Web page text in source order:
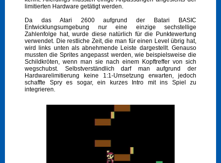
limitierten Hardware getätigt werden.
Da das Atari 2600 aufgrund der Batari BASIC
Entwicklungsumgebung nur eine einzige sechstellige
Zahlenfolge hat, wurde diese natürlich für die Punktewertung
verwendet. Die restliche Zeit, die man für einen Level übrig hat,
wird links unten als abnehmende Leiste dargestellt. Genauso
mussten die Sprites angepasst werden, wie beispielsweise die
Schildkröten, wenn man sie nach einem Kopftreffer von sich
wegschubst. Selbstverständlich darf man aufgrund der
Hardwarelimitierung keine 1:1-Umsetzung erwarten, jedoch
schaffte Spry es sogar, ein kurzes Intro mit ins Spiel zu
integrieren.